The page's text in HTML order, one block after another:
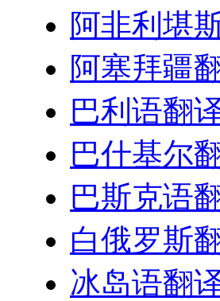
阿非利堪
阿塞拜疆
巴利语翻
巴什基尔
巴斯克语
白俄罗斯
冰岛语翻